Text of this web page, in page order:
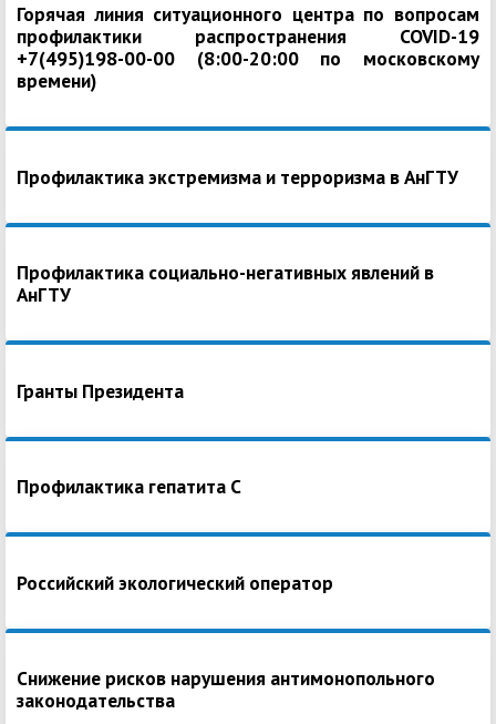
Горячая линия ситуационного центра по вопросам
профилактики распространения COVID-19
+7(495)198-00-00 (8:00-20:00 по московскому
времени)
Профилактика экстремизма и терроризма в АнГТУ
Профилактика социально-негативных явлений в
АнГТУ
Гранты Президента
Профилактика гепатита С
Российский экологический оператор
Снижение рисков нарушения антимонопольного
законодательства